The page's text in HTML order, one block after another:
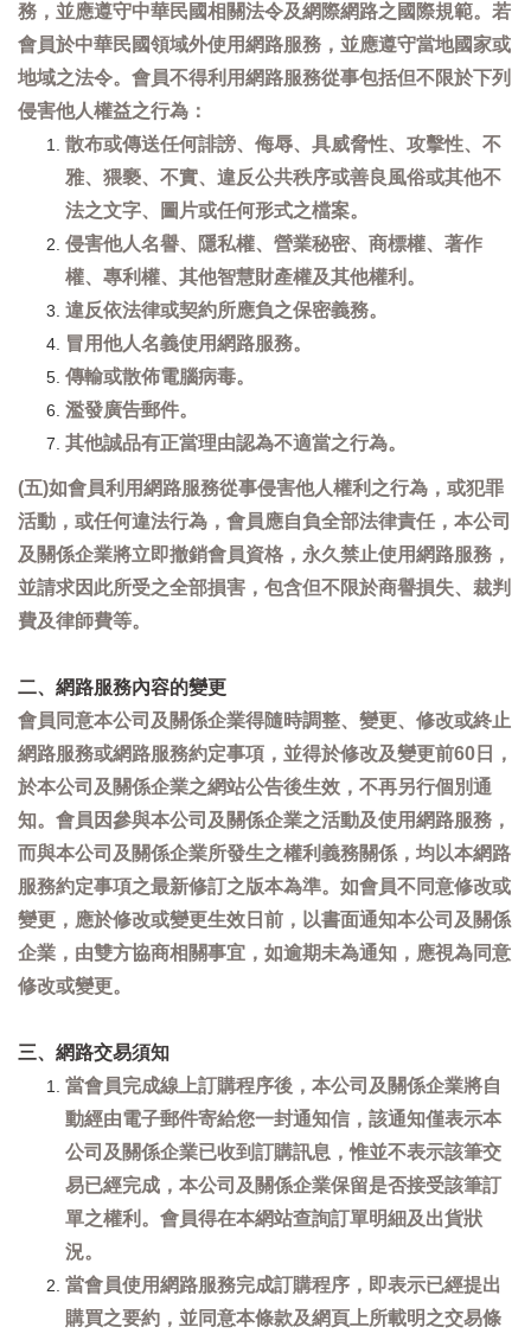
務，並應遵守中華民國相關法令及網際網路之國際規範。若
會員於中華民國領域外使用網路服務，並應遵守當地國家或
地域之法令。會員不得利用網路服務從事包括但不限於下列
侵害他人權益之行為：
散布或傳送任何誹謗、侮辱、具威脅性、攻擊性、不
雅、猥褻、不實、違反公共秩序或善良風俗或其他不
法之文字、圖片或任何形式之檔案。
侵害他人名譽、隱私權、營業秘密、商標權、著作
權、專利權、其他智慧財產權及其他權利。
違反依法律或契約所應負之保密義務。
冒用他人名義使用網路服務。
傳輸或散佈電腦病毒。
濫發廣告郵件。
其他誠品有正當理由認為不適當之行為。
(五)如會員利用網路服務從事侵害他人權利之行為，或犯罪
活動，或任何違法行為，會員應自負全部法律責任，本公司
及關係企業將立即撤銷會員資格，永久禁止使用網路服務，
並請求因此所受之全部損害，包含但不限於商譽損失、裁判
費及律師費等。
二、網路服務內容的變更
會員同意本公司及關係企業得隨時調整、變更、修改或終止
網路服務或網路服務約定事項，並得於修改及變更前60日，
於本公司及關係企業之網站公告後生效，不再另行個別通
知。會員因參與本公司及關係企業之活動及使用網路服務，
而與本公司及關係企業所發生之權利義務關係，均以本網路
服務約定事項之最新修訂之版本為準。如會員不同意修改或
變更，應於修改或變更生效日前，以書面通知本公司及關係
企業，由雙方協商相關事宜，如逾期未為通知，應視為同意
修改或變更。
三、網路交易須知
當會員完成線上訂購程序後，本公司及關係企業將自
動經由電子郵件寄給您一封通知信，該通知僅表示本
公司及關係企業已收到訂購訊息，惟並不表示該筆交
易已經完成，本公司及關係企業保留是否接受該筆訂
單之權利。會員得在本網站查詢訂單明細及出貨狀
況。
當會員使用網路服務完成訂購程序，即表示已經提出
購買之要約，並同意本條款及網頁上所載明之交易條